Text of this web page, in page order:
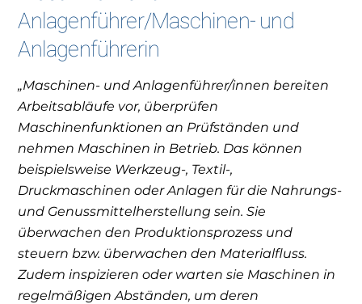
Anlagenführer/Maschinen- und
Anlagenführerin
„Maschinen- und Anlagenführer/innen bereiten
Arbeitsabläufe vor, überprüfen
Maschinenfunktionen an Prüfständen und
nehmen Maschinen in Betrieb. Das können
beispielsweise Werkzeug-, Textil-,
Druckmaschinen oder Anlagen für die Nahrungs-
und Genussmittelherstellung sein. Sie
überwachen den Produktionsprozess und
steuern bzw. überwachen den Materialfluss.
Zudem inspizieren oder warten sie Maschinen in
regelmäßigen Abständen, um deren